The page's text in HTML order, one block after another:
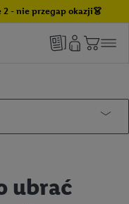
2 - nie przegap okazji👗
ubrać